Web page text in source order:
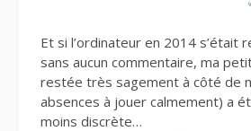
Et si l’ordinateur en 2014 s’était
sans aucun commentaire, ma
restée très sagement à côté de
absences à jouer calmement) a
moins discrète…